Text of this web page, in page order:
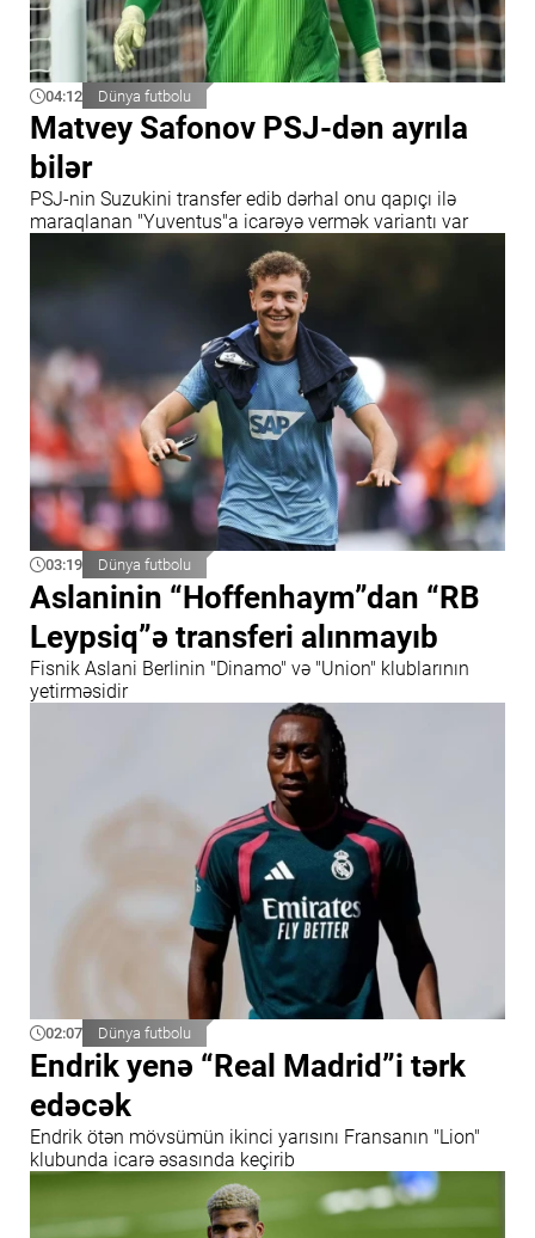
04:12 Dünya futbolu
Matvey Safonov PSJ-dən ayrıla
bilər
PSJ-nin Suzukini transfer edib dərhal onu qapıçı ilə
maraqlanan "Yuventus"a icarəyə vermək variantı var
03:19 Dünya futbolu
Aslaninin “Hoffenhaym”dan “RB
Leypsiq”ə transferi alınmayıb
Fisnik Aslani Berlinin "Dinamo" və "Union" klublarının
yetirməsidir
02:07 Dünya futbolu
Endrik yenə “Real Madrid”i tərk
edəcək
Endrik ötən mövsümün ikinci yarısını Fransanın "Lion"
klubunda icarə əsasında keçirib